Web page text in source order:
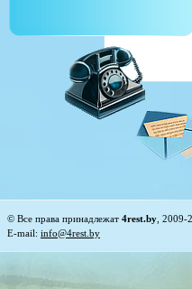
© Все права принадлежат 4rest.by , 2009-
E-mail: info@4rest.by